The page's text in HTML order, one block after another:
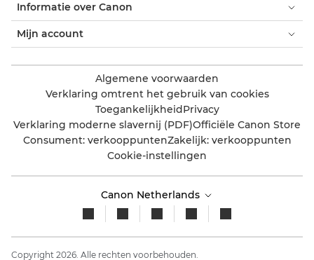
Informatie over Canon
Mijn account
Algemene voorwaarden
Verklaring omtrent het gebruik van cookies
ToegankelijkheidPrivacy
Verklaring moderne slavernij (PDF)Officiële Canon Store
Consument: verkooppuntenZakelijk: verkooppunten
Cookie-instellingen
Canon Netherlands
Copyright 2026. Alle rechten voorbehouden.